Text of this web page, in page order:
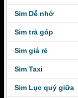
Sim Dễ nhớ
Sim trả góp
Sim giá rẻ
Sim Taxi
Sim Lục quý giữa